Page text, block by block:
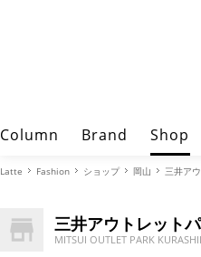
Column Brand Shop
Latte Fashion ショップ 岡山 三井ア
三井アウトレット
MITSUI OUTLET PARK